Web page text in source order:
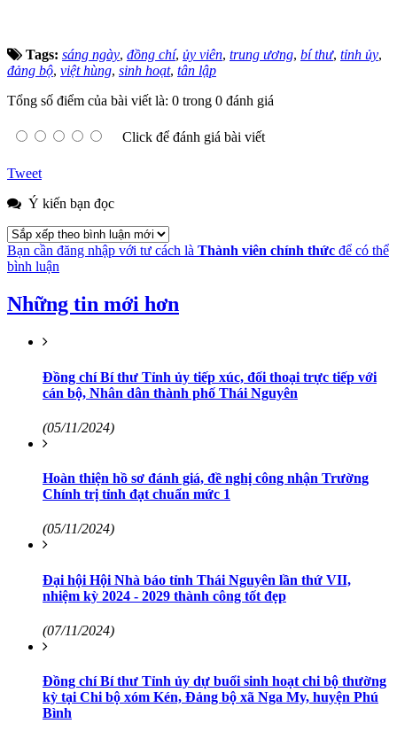
Tags: sáng ngày, đồng chí, ủy viên, trung ương, bí thư, tỉnh ủy,
đảng bộ, việt hùng, sinh hoạt, tân lập
Tổng số điểm của bài viết là: 0 trong 0 đánh giá
Click để đánh giá bài viết
Tweet
Ý kiến bạn đọc
Bạn cần đăng nhập với tư cách là Thành viên chính thức để có thể
bình luận
Những tin mới hơn
Đồng chí Bí thư Tỉnh ủy tiếp xúc, đối thoại trực tiếp với
cán bộ, Nhân dân thành phố Thái Nguyên
(05/11/2024)
Hoàn thiện hồ sơ đánh giá, đề nghị công nhận Trường
Chính trị tỉnh đạt chuẩn mức 1
(05/11/2024)
Đại hội Hội Nhà báo tỉnh Thái Nguyên lần thứ VII,
nhiệm kỳ 2024 - 2029 thành công tốt đẹp
(07/11/2024)
Đồng chí Bí thư Tỉnh ủy dự buổi sinh hoạt chi bộ thường
kỳ tại Chi bộ xóm Kén, Đảng bộ xã Nga My, huyện Phú
Bình